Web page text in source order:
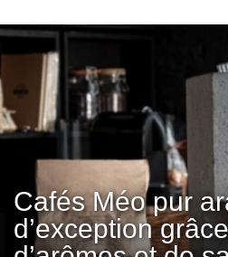
Cafés Méo pur
d’exception